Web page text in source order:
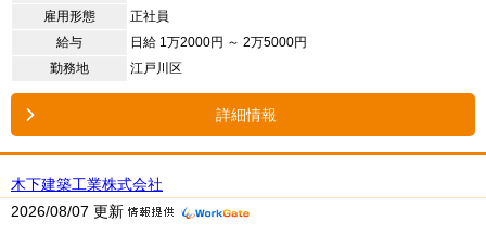
雇用形態
正社員
給与
日給 1万2000円 ～ 2万5000円
勤務地
江戸川区
詳細情報
木下建築工業株式会社
2026/08/07 更新